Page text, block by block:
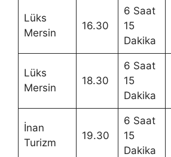
Lüks
Mersin
16.30
6 Saat
15
Dakika
Lüks
Mersin
18.30
6 Saat
15
Dakika
İnan
Turizm
19.30
6 Saat
15
Dakika